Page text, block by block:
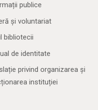
publice
și voluntariat
bibliotecii
de identitate
privind organizarea și
instituției